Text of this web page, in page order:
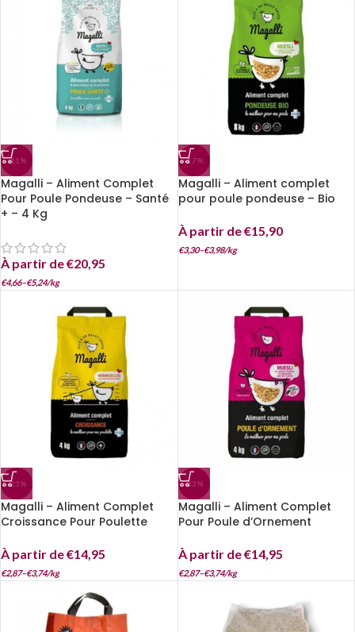
-11%
Magalli – Aliment Complet
Pour Poule Pondeuse – Santé
+ – 4 Kg
À partir de€20,95
€4,66–€5,24/kg
-17%
Magalli – Aliment complet
pour poule pondeuse – Bio
À partir de€15,90
€3,30–€3,98/kg
-23%
Magalli – Aliment Complet
Croissance Pour Poulette
À partir de€14,95
€2,87–€3,74/kg
-23%
Magalli – Aliment Complet
Pour Poule d’Ornement
À partir de€14,95
€2,87–€3,74/kg